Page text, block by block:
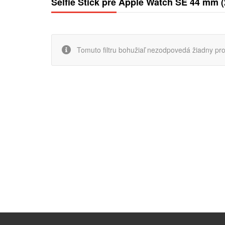
Tomuto filtru bohužiaľ nezodpovedá žiadny